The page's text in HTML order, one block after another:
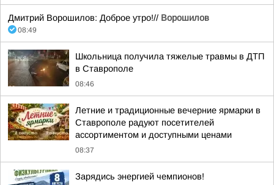
Дмитрий Ворошилов: Доброе утро!// Ворошилов
08:49
Школьница получила тяжелые травмы в ДТП
в Ставрополе
08:46
Летние и традиционные вечерние ярмарки в
Ставрополе радуют посетителей
ассортиментом и доступными ценами
08:37
Зарядись энергией чемпионов!